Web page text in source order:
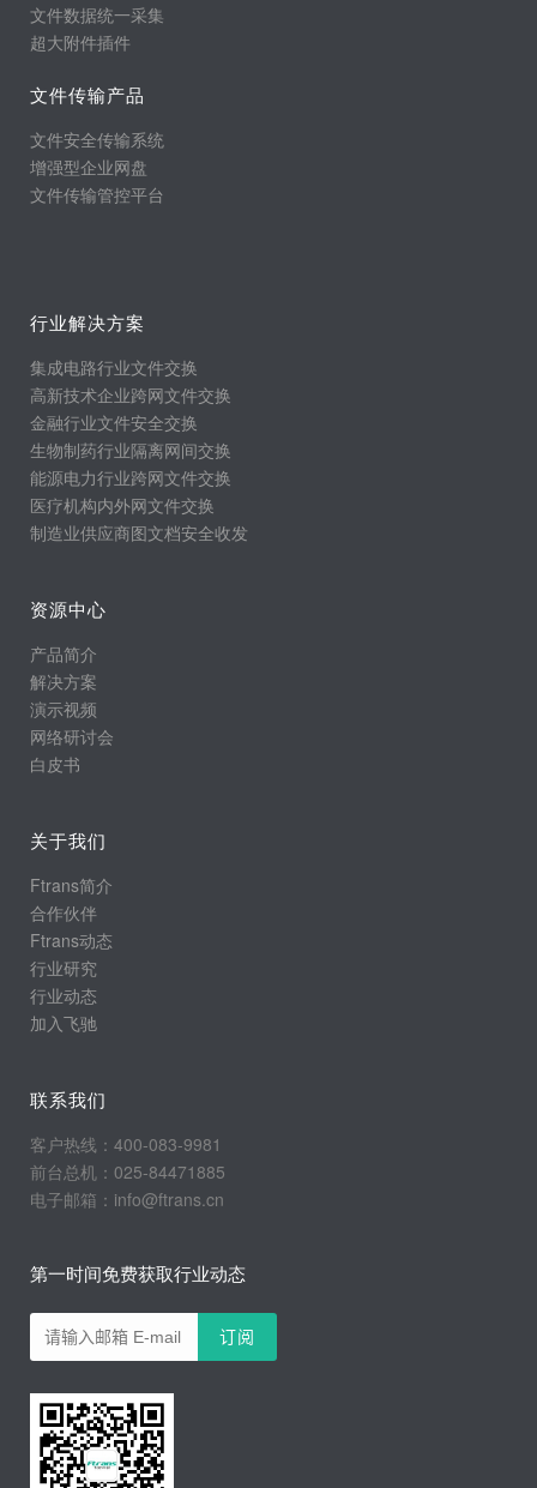
文件数据统一采集
超大附件插件
文件传输产品
文件安全传输系统
增强型企业网盘
文件传输管控平台
行业解决方案
集成电路行业文件交换
高新技术企业跨网文件交换
金融行业文件安全交换
生物制药行业隔离网间交换
能源电力行业跨网文件交换
医疗机构内外网文件交换
制造业供应商图文档安全收发
资源中心
产品简介
解决方案
演示视频
网络研讨会
白皮书
关于我们
Ftrans简介
合作伙伴
Ftrans动态
行业研究
行业动态
加入飞驰
联系我们
客户热线：400-083-9981
前台总机：025-84471885
电子邮箱：info@ftrans.cn
第一时间免费获取行业动态